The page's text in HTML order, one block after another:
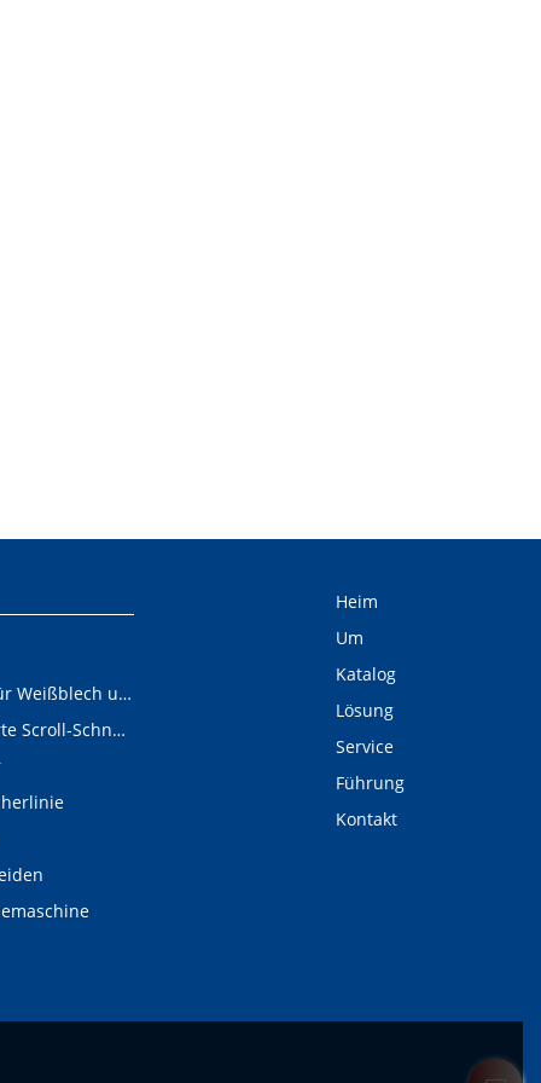
Schneidelinie für Weißblech und Aluminiumschnecken
Digital gesteuerte Scroll-Schneidelinie
Heim
Um
Katalog
Lösung
Service
Führung
Kontakt